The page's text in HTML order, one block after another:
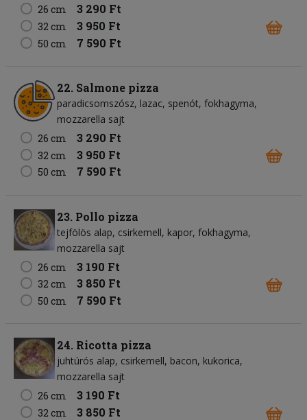
26 cm 3 290 Ft
32 cm 3 950 Ft
50 cm 7 590 Ft
22. Salmone pizza
paradicsomszósz lazac spenót fokhagyma
mozzarella sajt
26 cm
3 290 Ft
32 cm 3 950 Ft
50 cm 7 590 Ft
23. Pollo pizza
tejfölös alap csirkemell kapor fokhagyma
mozzarella sajt
26 cm
3 190 Ft
32 cm 3 850 Ft
50 cm 7 590 Ft
24. Ricotta pizza
juhtúrós alap csirkemell bacon kukorica
mozzarella sajt
26 cm
3 190 Ft
32 cm 3 850 Ft